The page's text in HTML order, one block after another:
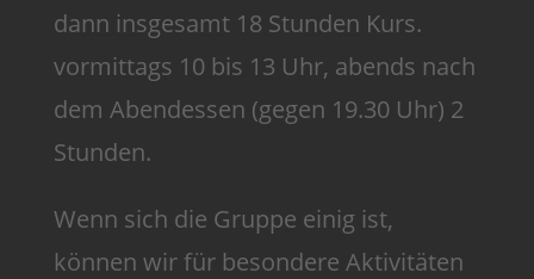
dann insgesamt 18 Stunden Kurs.
vormittags 10 bis 13 Uhr, abends nach
dem Abendessen (gegen 19.30 Uhr) 2
Stunden.
Wenn sich die Gruppe einig ist,
können wir für besondere Aktivitäten